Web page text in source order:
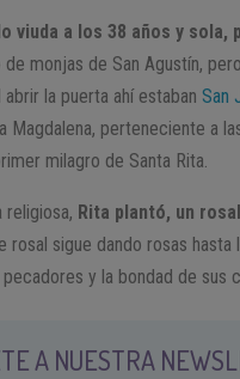
viuda a los 38 años y
de monjas de San Agustín,
abrir la puerta ahí estaban San
Magdalena, perteneciente a
milagro de Santa Rita.
religiosa, Rita plantó, un
rosal sigue dando rosas
y la bondad de sus
A NUESTRA